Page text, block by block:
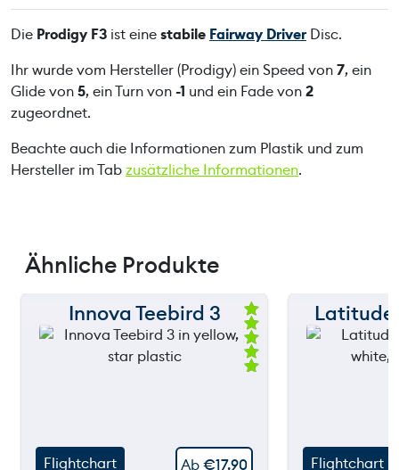
Die Prodigy F3 ist einestabile Fairway DriverDisc.
Ihr wurde vom Hersteller (Prodigy) ein Speed von7, ein
Glide von5, ein Turn von-1 und ein Fade von2
zugeordnet.
Beachte auch die Informationen zum Plastik und zum
Hersteller im Tabzusätzliche Informationen.
Ähnliche Produkte
150 m
Innova Teebird 3
Be
we
rte
t
Ab€17,90
Flightchart
150 m
Latitude
Flightchart